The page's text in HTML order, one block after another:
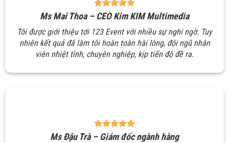
Ms Mai Thoa – CEO Kim KIM Multimedia
Tôi được giới thiệu tới 123 Event với nhiều sự nghi ngờ. Tuy
nhiên kết quả đã làm tôi hoàn toàn hài lòng, đội ngũ nhân
viên nhiệt tình, chuyên nghiệp, kịp tiến độ đề ra.
Ms Đậu Trà – Giám đốc ngành hàng